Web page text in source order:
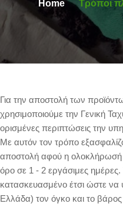
Home Τρόποι
Για την αποστολή των
χρησιμοποιούμε την Γενική
ορισμένες περιπτώσεις την
Με αυτόν τον τρόπο
αποστολή αφού η ολοκλήρωσή
όρο σε 1 - 2 εργάσιμες
κατασκευασμένο έτσι ώστε να
Ελλάδα) τον όγκο και το